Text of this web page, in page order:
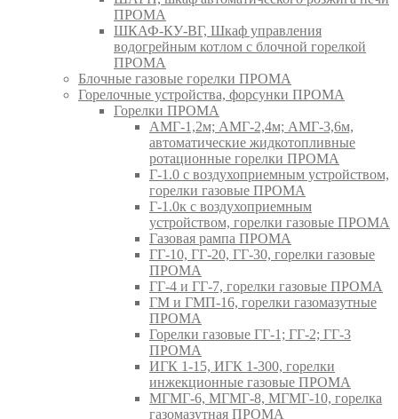
ПРОМА
ШКАФ-КУ-ВГ, Шкаф управления
водогрейным котлом с блочной горелкой
ПРОМА
Блочные газовые горелки ПРОМА
Горелочные устройства, форсунки ПРОМА
Горелки ПРОМА
АМГ-1,2м; АМГ-2,4м; АМГ-3,6м,
автоматические жидкотопливные
ротационные горелки ПРОМА
Г-1.0 с воздухоприемным устройством,
горелки газовые ПРОМА
Г-1.0к с воздухоприемным
устройством, горелки газовые ПРОМА
Газовая рампа ПРОМА
ГГ-10, ГГ-20, ГГ-30, горелки газовые
ПРОМА
ГГ-4 и ГГ-7, горелки газовые ПРОМА
ГМ и ГМП-16, горелки газомазутные
ПРОМА
Горелки газовые ГГ-1; ГГ-2; ГГ-3
ПРОМА
ИГК 1-15, ИГК 1-300, горелки
инжекционные газовые ПРОМА
МГМГ-6, МГМГ-8, МГМГ-10, горелка
газомазутная ПРОМА